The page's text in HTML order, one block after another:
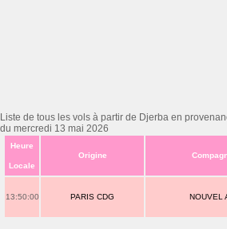
Liste de tous les vols à partir de Djerba en
du mercredi 13 mai 2026
Heure
Locale
Origine
13:50:00 PARIS CDG NOUVEL